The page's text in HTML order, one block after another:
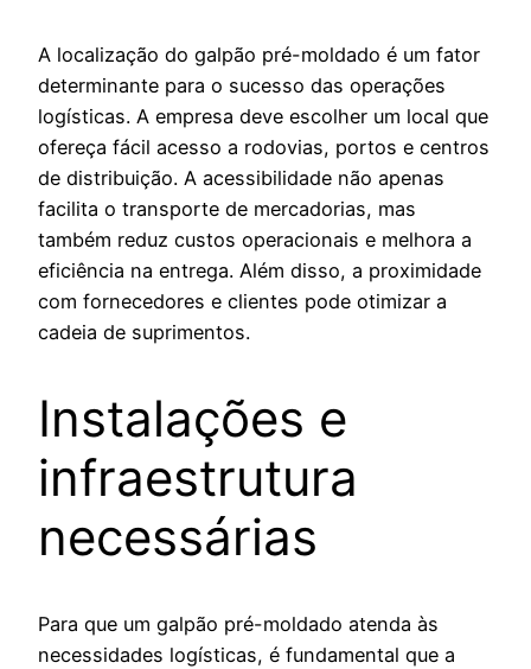
A localização do galpão pré-moldado é um fator
determinante para o sucesso das operações
logísticas. A empresa deve escolher um local que
ofereça fácil acesso a rodovias, portos e centros
de distribuição. A acessibilidade não apenas
facilita o transporte de mercadorias, mas
também reduz custos operacionais e melhora a
eficiência na entrega. Além disso, a proximidade
com fornecedores e clientes pode otimizar a
cadeia de suprimentos.
Instalações e
infraestrutura
necessárias
Para que um galpão pré-moldado atenda às
necessidades logísticas, é fundamental que a